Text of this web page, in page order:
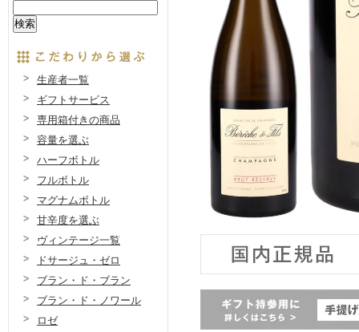
生産者一覧
ギフトサービス
専用箱付きの商品
容量を選ぶ
ハーフボトル
フルボトル
マグナムボトル
甘辛度を選ぶ
ヴィンテージ一覧
ドサージュ・ゼロ
ブラン・ド・ブラン
ブラン・ド・ノワール
ロゼ